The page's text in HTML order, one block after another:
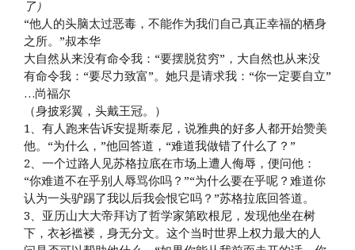
了）
“他人的头脑太过恶毒，不能作为我们自己真正幸福的栖身
之所。”叔本华
大自然从来没有命令我：“要摆脱贫穷”，大自然也从来没
有命令我：“要尽力致富”。她只是请求我：“你一定要自立”
…尚福尔
（身披彩翼，头戴王冠。）
1、有人跑来告诉安提斯泰尼，说雅典的好多人都开始赞美
他。“为什么，”他回答道，“难道我做错了什么了？”
2、一个过路人见苏格拉底在市场上遭人侮辱，便问他：
“你难道不在乎别人辱骂你吗？”“为什么要在乎呢？难道你
认为一头驴踢了我以后我会恨它吗？”苏格拉底回答道。
3、亚历山大大帝拜访了哲学家第欧根尼，发现他坐在树
下，衣衫褴褛，身无分文。这个当时世界上权力最大的人